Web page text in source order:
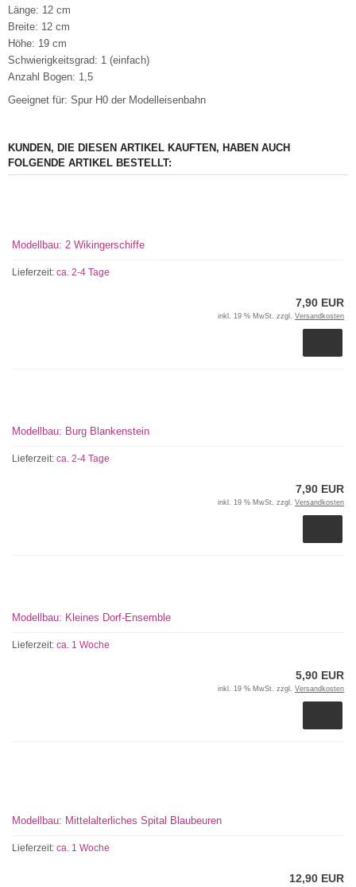
Länge: 12 cm
Breite: 12 cm
Höhe: 19 cm
Schwierigkeitsgrad: 1 (einfach)
Anzahl Bogen: 1,5
Geeignet für: Spur H0 der Modelleisenbahn
KUNDEN, DIE DIESEN ARTIKEL KAUFTEN, HABEN AUCH
FOLGENDE ARTIKEL BESTELLT:
Modellbau: 2 Wikingerschiffe
Lieferzeit: ca. 2-4 Tage
7,90 EUR
inkl. 19 % MwSt. zzgl. Versandkosten
Modellbau: Burg Blankenstein
Lieferzeit: ca. 2-4 Tage
7,90 EUR
inkl. 19 % MwSt. zzgl. Versandkosten
Modellbau: Kleines Dorf-Ensemble
Lieferzeit: ca. 1 Woche
5,90 EUR
inkl. 19 % MwSt. zzgl. Versandkosten
Modellbau: Mittelalterliches Spital Blaubeuren
Lieferzeit: ca. 1 Woche
12,90 EUR